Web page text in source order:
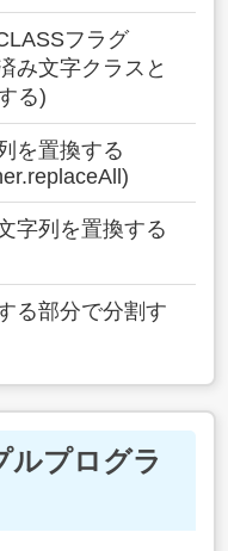
フラグ
み文字クラスと
る)
を置換する
字列を置換する
る部分で分割す
ルプログラ